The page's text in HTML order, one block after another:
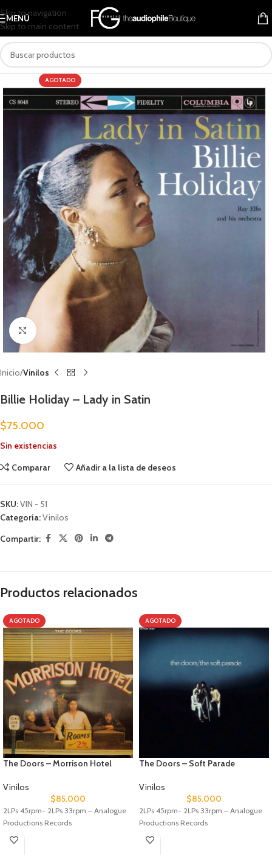
Skip to navigation
Skip to main content
MENÚ
AGOTADO
Clic para ampliar
Inicio Vinilos
Billie Holiday – Lady in Satin
$75.000
Sin existencias
Comparar
Añadir a la lista de deseos
SKU:VIN - 51
Categoría:Vinilos
Compartir:
Productos relacionados
AGOTADO
The Doors – Morrison Hotel
Vinilos
$85.000
2LPs 45rpm- 2LPs 33rpm – Analogue
Productions Records
AGOTADO
The Doors – Soft Parade
Vinilos
$85.000
2LPs 45rpm- 2LPs 33rpm – Analogue
Productions Records